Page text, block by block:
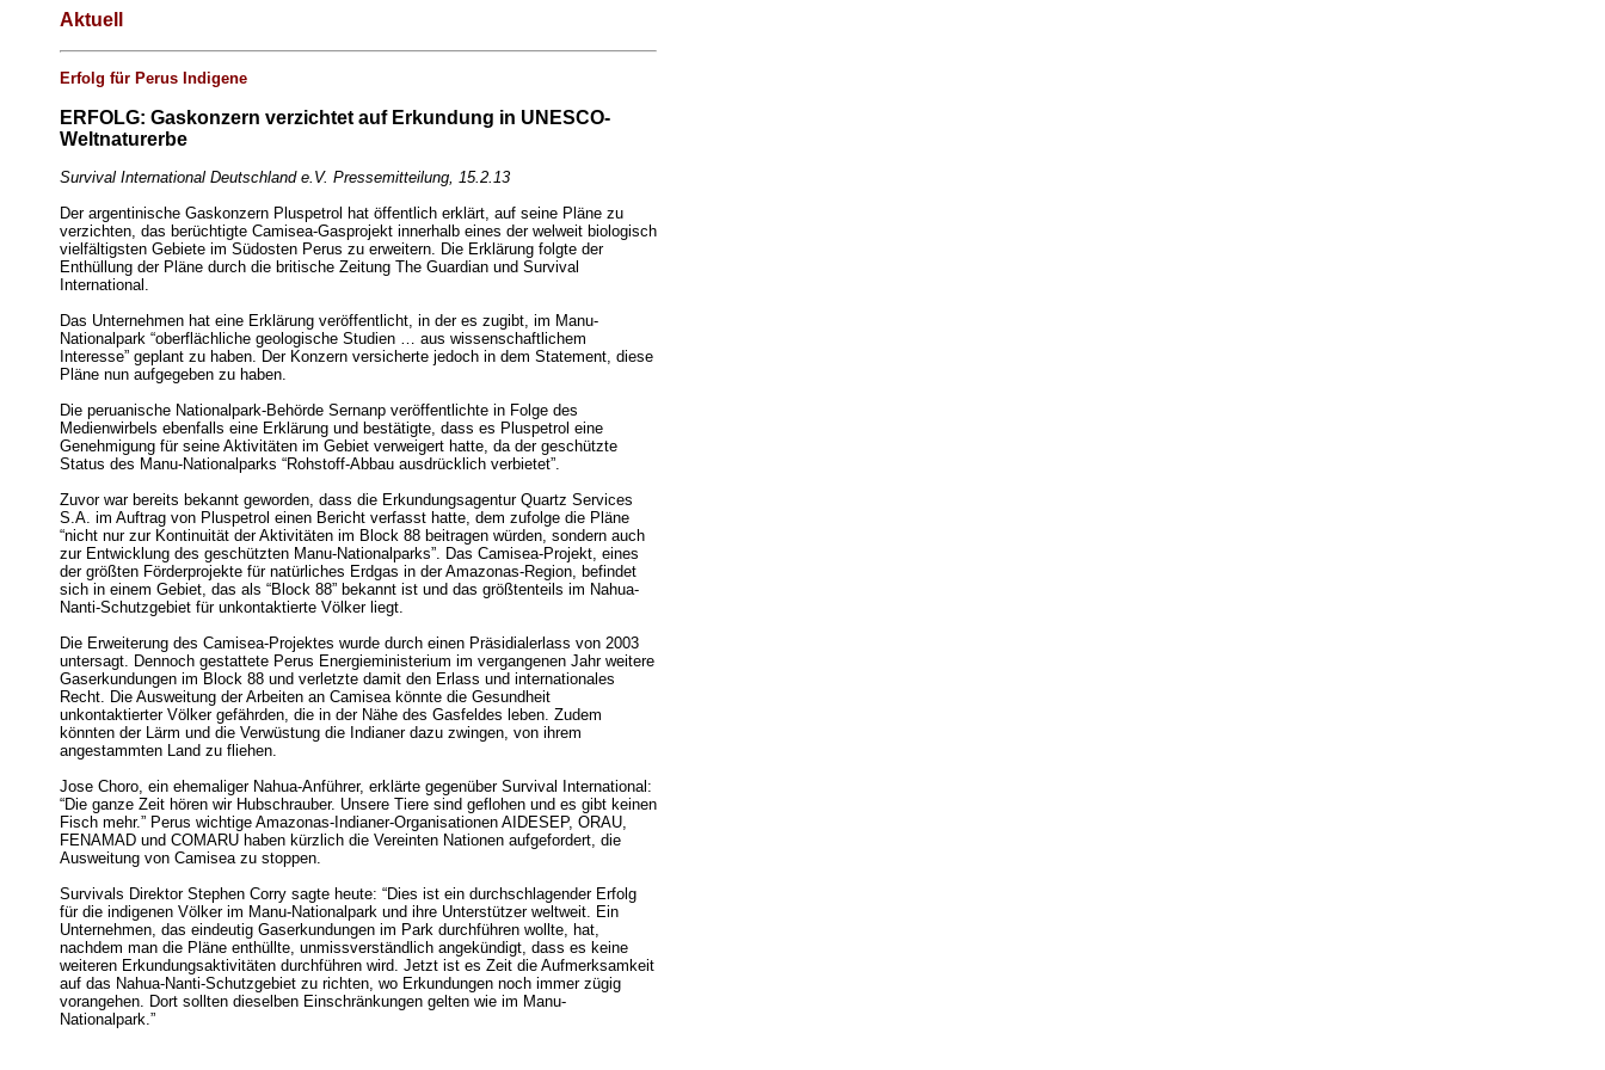
Aktuell
Erfolg für Perus Indigene
ERFOLG: Gaskonzern verzichtet auf Erkundung in UNESCO-
Weltnaturerbe
Survival International Deutschland e.V. Pressemitteilung, 15.2.13
Der argentinische Gaskonzern Pluspetrol hat öffentlich erklärt, auf seine Pläne zu
verzichten, das berüchtigte Camisea-Gasprojekt innerhalb eines der welweit biologisch
vielfältigsten Gebiete im Südosten Perus zu erweitern. Die Erklärung folgte der
Enthüllung der Pläne durch die britische Zeitung The Guardian und Survival
International.
Das Unternehmen hat eine Erklärung veröffentlicht, in der es zugibt, im Manu-
Nationalpark “oberflächliche geologische Studien … aus wissenschaftlichem
Interesse” geplant zu haben. Der Konzern versicherte jedoch in dem Statement, diese
Pläne nun aufgegeben zu haben.
Die peruanische Nationalpark-Behörde Sernanp veröffentlichte in Folge des
Medienwirbels ebenfalls eine Erklärung und bestätigte, dass es Pluspetrol eine
Genehmigung für seine Aktivitäten im Gebiet verweigert hatte, da der geschützte
Status des Manu-Nationalparks “Rohstoff-Abbau ausdrücklich verbietet”.
Zuvor war bereits bekannt geworden, dass die Erkundungsagentur Quartz Services
S.A. im Auftrag von Pluspetrol einen Bericht verfasst hatte, dem zufolge die Pläne
“nicht nur zur Kontinuität der Aktivitäten im Block 88 beitragen würden, sondern auch
zur Entwicklung des geschützten Manu-Nationalparks”. Das Camisea-Projekt, eines
der größten Förderprojekte für natürliches Erdgas in der Amazonas-Region, befindet
sich in einem Gebiet, das als “Block 88” bekannt ist und das größtenteils im Nahua-
Nanti-Schutzgebiet für unkontaktierte Völker liegt.
Die Erweiterung des Camisea-Projektes wurde durch einen Präsidialerlass von 2003
untersagt. Dennoch gestattete Perus Energieministerium im vergangenen Jahr weitere
Gaserkundungen im Block 88 und verletzte damit den Erlass und internationales
Recht. Die Ausweitung der Arbeiten an Camisea könnte die Gesundheit
unkontaktierter Völker gefährden, die in der Nähe des Gasfeldes leben. Zudem
könnten der Lärm und die Verwüstung die Indianer dazu zwingen, von ihrem
angestammten Land zu fliehen.
Jose Choro, ein ehemaliger Nahua-Anführer, erklärte gegenüber Survival International:
“Die ganze Zeit hören wir Hubschrauber. Unsere Tiere sind geflohen und es gibt keinen
Fisch mehr.” Perus wichtige Amazonas-Indianer-Organisationen AIDESEP, ORAU,
FENAMAD und COMARU haben kürzlich die Vereinten Nationen aufgefordert, die
Ausweitung von Camisea zu stoppen.
Survivals Direktor Stephen Corry sagte heute: “Dies ist ein durchschlagender Erfolg
für die indigenen Völker im Manu-Nationalpark und ihre Unterstützer weltweit. Ein
Unternehmen, das eindeutig Gaserkundungen im Park durchführen wollte, hat,
nachdem man die Pläne enthüllte, unmissverständlich angekündigt, dass es keine
weiteren Erkundungsaktivitäten durchführen wird. Jetzt ist es Zeit die Aufmerksamkeit
auf das Nahua-Nanti-Schutzgebiet zu richten, wo Erkundungen noch immer zügig
vorangehen. Dort sollten dieselben Einschränkungen gelten wie im Manu-
Nationalpark.”